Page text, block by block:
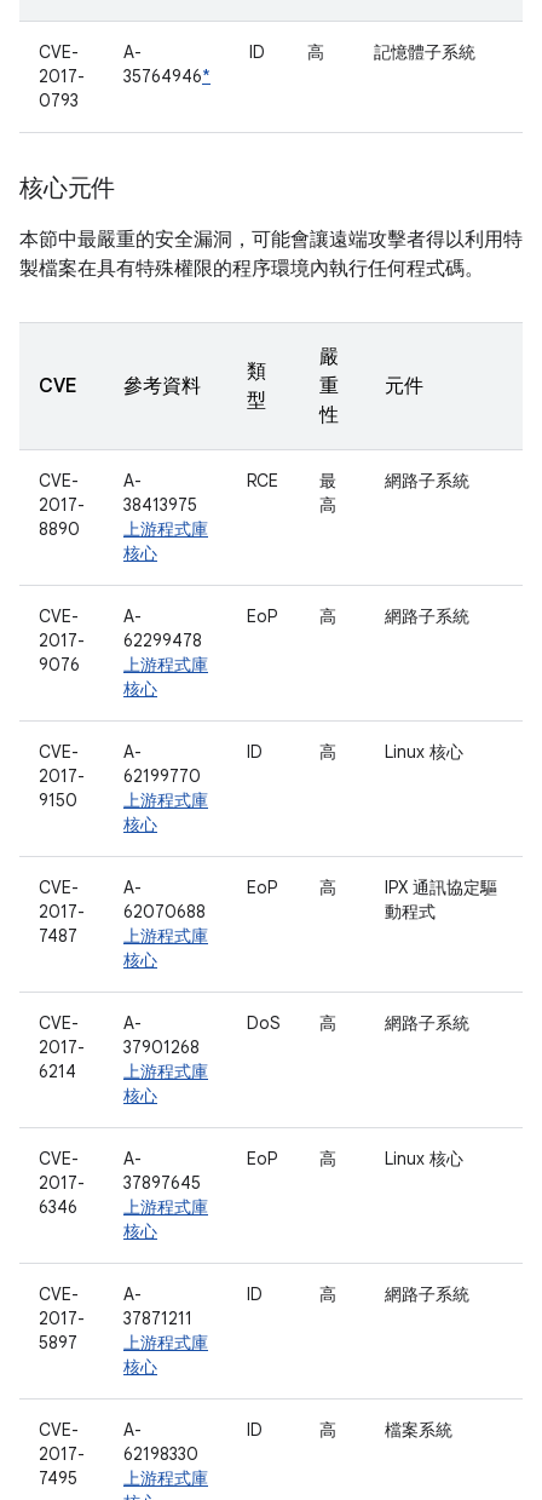
CVE-
2017-
0793
A-
35764946*
ID 高 記憶體子系統
核心元件
本節中最嚴重的安全漏洞，可能會讓遠端攻擊者得以利用特
製檔案在具有特殊權限的程序環境內執行任何程式碼。
CVE 參考資料
類
型
嚴
重
性
元件
CVE-
2017-
8890
A-
38413975
上游程式庫
核心
RCE
最
高
網路子系統
CVE-
2017-
9076
A-
62299478
上游程式庫
核心
EoP 高 網路子系統
CVE-
2017-
9150
A-
62199770
上游程式庫
核心
ID 高 Linux 核心
CVE-
2017-
7487
A-
62070688
上游程式庫
核心
EoP 高
IPX 通訊協定驅
動程式
CVE-
2017-
6214
A-
37901268
上游程式庫
核心
DoS 高 網路子系統
CVE-
2017-
6346
A-
37897645
上游程式庫
核心
EoP 高 Linux 核心
CVE-
2017-
5897
A-
37871211
上游程式庫
核心
ID 高 網路子系統
CVE-
2017-
7495
A-
62198330
上游程式庫
ID 高 檔案系統